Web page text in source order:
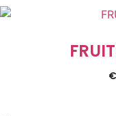
€